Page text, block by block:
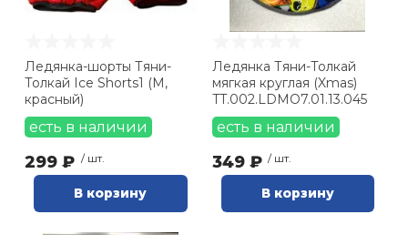
Ролики для
Упоры для
Эспандеры и
Ледянка-шорты Тяни-
Толкай Ice Shorts1 (M,
красный)
есть в наличии
299 ₽ / шт.
В корзину
Ледянка Тяни-Толкай
мягкая круглая (Xmas)
TT.002.LDMO7.01.13.045
есть в наличии
349 ₽ / шт.
В корзину